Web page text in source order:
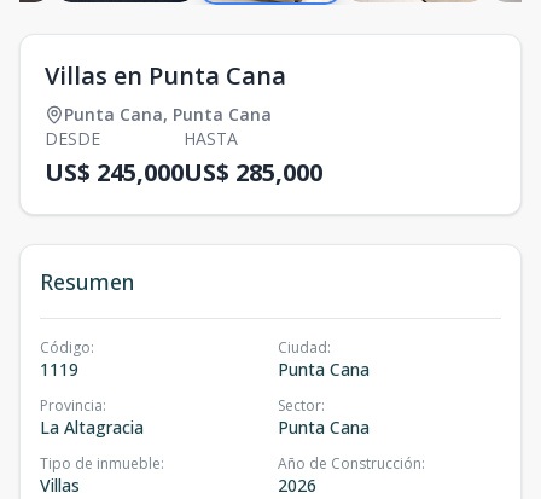
Villas en Punta Cana
Punta Cana, Punta Cana
DESDE
US$ 245,000
HASTA
US$ 285,000
Resumen
Código:
1119
Ciudad:
Punta Cana
Provincia:
La Altagracia
Sector:
Punta Cana
Tipo de inmueble:
Villas
Año de Construcción:
2026